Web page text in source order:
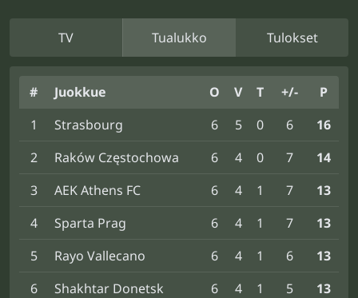
TV Tualukko Tulokset
# Juokkue O V T +/-
P
1
Strasbourg 6 5 0 6
16
2
Raków Częstochowa 6 4 0 7
14
3
AEK Athens FC 6 4 1 7
13
4
Sparta Prag 6 4 1 7
13
5
Rayo Vallecano 6 4 1 6
13
6
Shakhtar Donetsk 6 4 1 5
13